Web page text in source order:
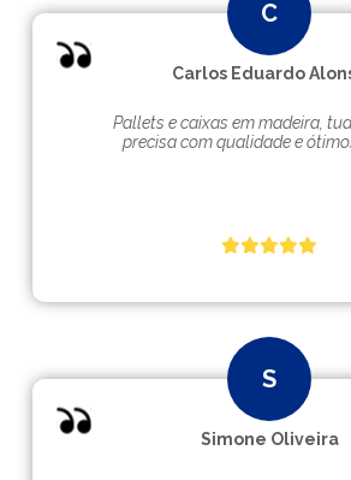
Carlos Eduardo
Pallets e caixas em madeira,
precisa com qualidade e
Simone Oliveira